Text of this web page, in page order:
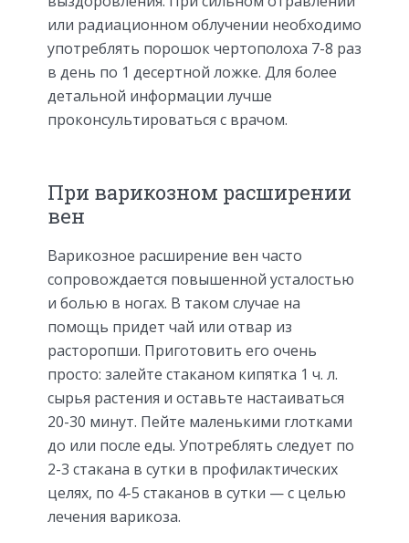
или радиационном облучении необходимо
употреблять порошок чертополоха 7-8 раз
в день по 1 десертной ложке. Для более
детальной информации лучше
проконсультироваться с врачом.
При варикозном расширении
вен
Варикозное расширение вен часто
сопровождается повышенной усталостью
и болью в ногах. В таком случае на
помощь придет чай или отвар из
расторопши. Приготовить его очень
просто: залейте стаканом кипятка 1 ч. л.
сырья растения и оставьте настаиваться
20-30 минут. Пейте маленькими глотками
до или после еды. Употреблять следует по
2-3 стакана в сутки в профилактических
целях, по 4-5 стаканов в сутки — с целью
лечения варикоза.